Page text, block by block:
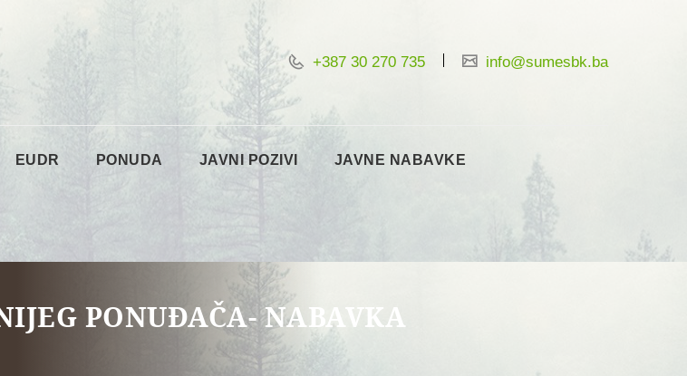
+387 30 270 735 info@sumesbk.ba
EUDR PONUDA JAVNI POZIVI JAVNE NABAVKE
PONUĐAČA- NABAVKA